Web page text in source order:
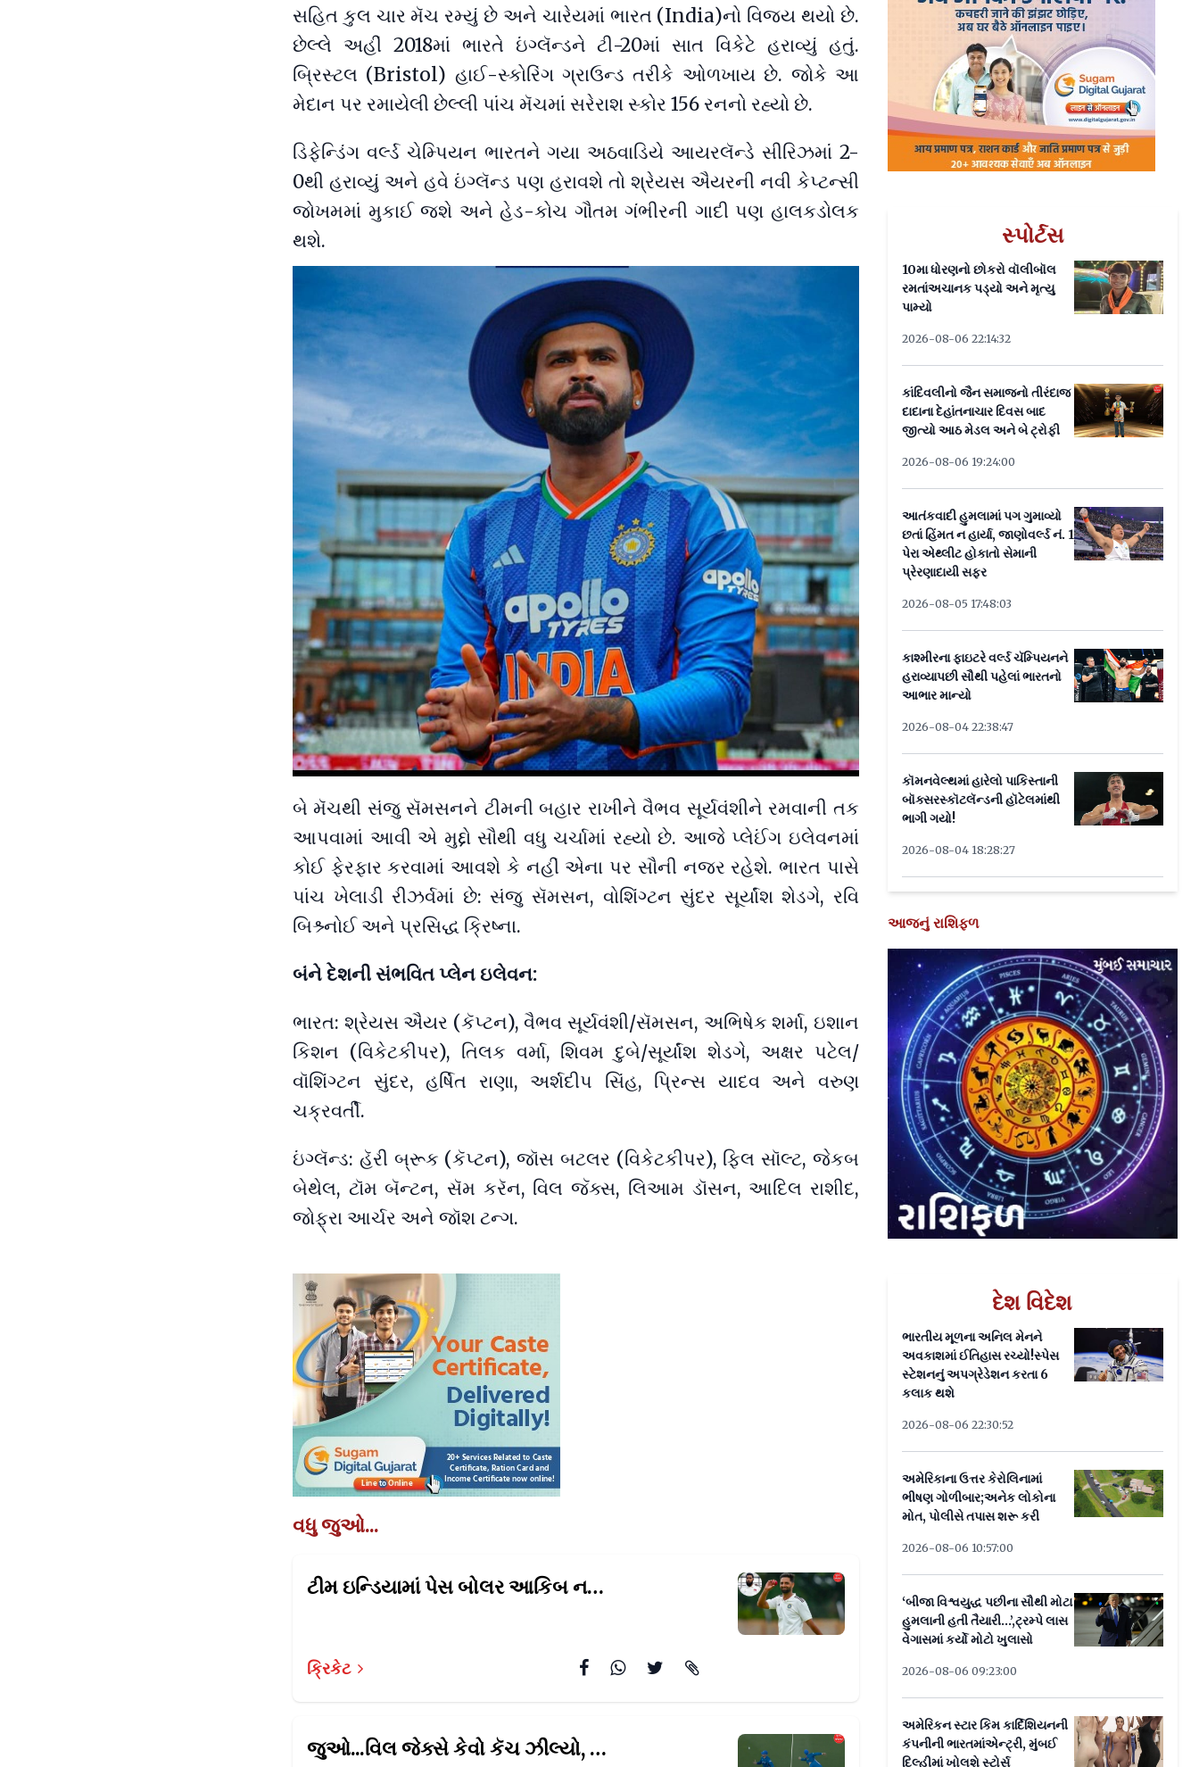
સહિત કુલ ચાર મૅચ રમ્યું છે અને ચારેયમાં ભારત (India)નો વિજય થયો છે.
છેલ્લે અહીં 2018માં ભારતે ઇંગ્લૅન્ડને ટી-20માં સાત વિકેટે હરાવ્યું હતું.
બ્રિસ્ટલ (Bristol) હાઈ-સ્કોરિંગ ગ્રાઉન્ડ તરીકે ઓળખાય છે. જોકે આ
મેદાન પર રમાયેલી છેલ્લી પાંચ મૅચમાં સરેરાશ સ્કોર 156 રનનો રહ્યો છે.
ડિફેન્ડિંગ વર્લ્ડ ચેમ્પિયન ભારતને ગયા અઠવાડિયે આયરલૅન્ડે સીરિઝમાં 2-
0થી હરાવ્યું અને હવે ઇંગ્લૅન્ડ પણ હરાવશે તો શ્રેયસ ઐયરની નવી કેપ્ટન્સી
જોખમમાં મુકાઈ જશે અને હેડ-કોચ ગૌતમ ગંભીરની ગાદી પણ હાલકડોલક
થશે.
બે મૅચથી સંજુ સૅમસનને ટીમની બહાર રાખીને વૈભવ સૂર્યવંશીને રમવાની તક
આપવામાં આવી એ મુદ્દો સૌથી વધુ ચર્ચામાં રહ્યો છે. આજે પ્લેઈંગ ઇલેવનમાં
કોઈ ફેરફાર કરવામાં આવશે કે નહીં એના પર સૌની નજર રહેશે. ભારત પાસે
પાંચ ખેલાડી રીઝર્વમાં છે: સંજુ સૅમસન, વોશિંગ્ટન સુંદર સૂર્યાંશ શેડગે, રવિ
બિશ્ર્નોઈ અને પ્રસિદ્ધ ક્રિષ્ના.
બંને દેશની સંભવિત પ્લેન ઇલેવન:
ભારત: શ્રેયસ ઐયર (કૅપ્ટન), વૈભવ સૂર્યવંશી/સૅમસન, અભિષેક શર્મા, ઇશાન
કિશન (વિકેટકીપર), તિલક વર્મા, શિવમ દુબે/સૂર્યાંશ શેડગે, અક્ષર પટેલ/
વૉશિંગ્ટન સુંદર, હર્ષિત રાણા, અર્શદીપ સિંહ, પ્રિન્સ યાદવ અને વરુણ
ચક્રવર્તી.
ઇંગ્લૅન્ડ: હૅરી બ્રૂક (કૅપ્ટન), જૉસ બટલર (વિકેટકીપર), ફિલ સૉલ્ટ, જેકબ
બેથેલ, ટૉમ બૅન્ટન, સૅમ કરૅન, વિલ જૅક્સ, લિઆમ ડૉસન, આદિલ રાશીદ,
જોફ્રા આર્ચર અને જૉશ ટન્ગ.
વધુ જુઓ...
ટીમ ઇન્ડિયામાં પેસ બોલર આકિબ નબીના સમાવેશ વિશે ભૂતપૂર્વ ભારતીય ક્રિકેટરે આપ્યું ચોંકાવનારું નિવેદન
ક્રિકેટ
જુઓ...વિલ જેક્સે કેવો કૅચ ઝીલ્યો,
થાકી જશો એટલા વખાણ કરશો
સ્પોર્ટસ
10મા ધોરણનો છોકરો વૉલીબૉલ
રમતાંઅચાનક પડ્યો અને મૃત્યુ
પામ્યો
2026-08-06 22:14:32
કાંદિવલીનો જૈન સમાજનો તીરંદાજ
દાદાના દેહાંતનાચાર દિવસ બાદ
જીત્યો આઠ મેડલ અને બે ટ્રોફી
2026-08-06 19:24:00
આતંકવાદી હુમલામાં પગ ગુમાવ્યો
છતાં હિંમત ન હાર્યા, જાણોવર્લ્ડ નં. 1
પેરા એથ્લીટ હોકાતો સેમાની
પ્રેરણાદાયી સફર
2026-08-05 17:48:03
કાશ્મીરના ફાઇટરે વર્લ્ડ ચૅમ્પિયનને
હરાવ્યાપછી સૌથી પહેલાં ભારતનો
આભાર માન્યો
2026-08-04 22:38:47
કૉમનવેલ્થમાં હારેલો પાકિસ્તાની
બૉક્સરસ્કૉટલૅન્ડની હૉટેલમાંથી
ભાગી ગયો!
2026-08-04 18:28:27
આજનું રાશિફળ
દેશ વિદેશ
ભારતીય મૂળના અનિલ મેનને
અવકાશમાં ઈતિહાસ રચ્યો!સ્પેસ
સ્ટેશનનું અપગ્રેડેશન કરતા 6
કલાક થશે
2026-08-06 22:30:52
અમેરિકાના ઉત્તર કેરોલિનામાં
ભીષણ ગોળીબાર;અનેક લોકોના
મોત, પોલીસે તપાસ શરૂ કરી
2026-08-06 10:57:00
‘બીજા વિશ્વયુદ્ધ પછીના સૌથી મોટા
હુમલાની હતી તૈયારી...’,ટ્રમ્પે લાસ
વેગાસમાં કર્યો મોટો ખુલાસો
2026-08-06 09:23:00
અમેરિકન સ્ટાર કિમ કાર્દિશિયનની
કંપનીની ભારતમાંએન્ટ્રી, મુંબઈ
દિલ્હીમાં ખોલશે સ્ટોર્સ